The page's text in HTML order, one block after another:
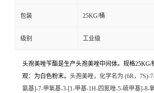
包装 25KG/桶
级别 工业级
头孢美唑苄酯是生产头孢美唑中间体。规格25KG/
观：为白色粉末。 头孢美唑，化学名为 (6R，7S)-
氨基]-7-甲氧基-3-[1-甲基-1H-四氮唑-5-硫甲基]-8-